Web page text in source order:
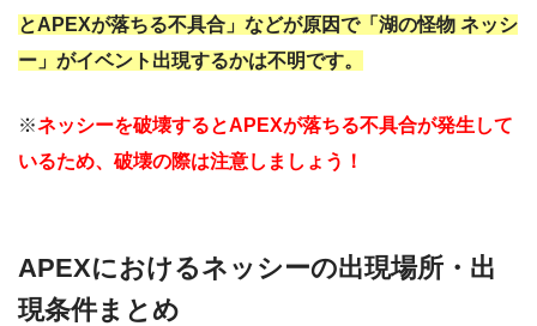
とAPEXが落ちる不具合」などが原因で「湖の怪物 ネッシ
ー」がイベント出現するかは不明です。
※ネッシーを破壊するとAPEXが落ちる不具合が発生して
いるため、破壊の際は注意しましょう！
APEXにおけるネッシーの出現場所・出
現条件まとめ